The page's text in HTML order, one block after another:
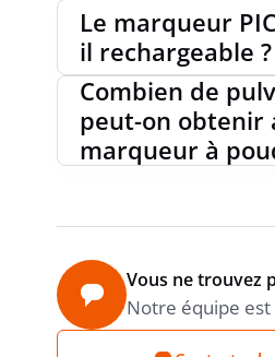
Le marqueur
il rechargeable ?
Combien de
peut-on obtenir
marqueur à
Vous ne trouvez
Notre équipe est